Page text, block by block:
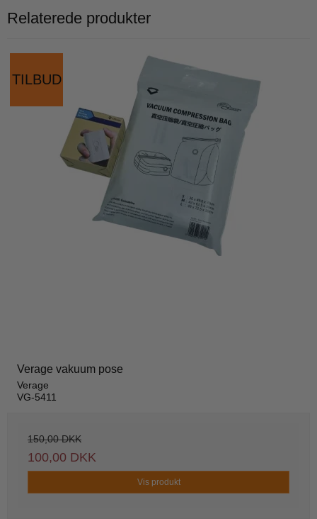
Relaterede produkter
TILBUD
Verage vakuum pose
Verage
VG-5411
150,00 DKK
100,00 DKK
Vis produkt